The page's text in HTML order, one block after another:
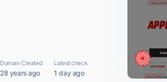
Domain Created
28 years ago
Latest check
1 day ago